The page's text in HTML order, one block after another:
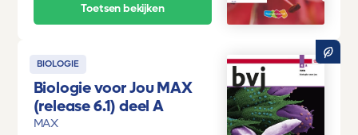
Toetsen bekijken
BIOLOGIE
Biologie voor Jou MAX
(release 6.1) deel A
MAX